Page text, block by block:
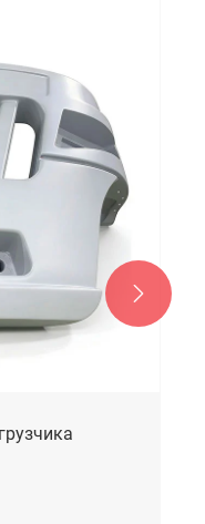
